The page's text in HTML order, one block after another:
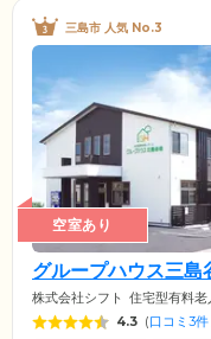
三島市 人気 No.3
空室あり
グループハウス三島
株式会社シフト 住宅型有料老
4.3 (口コミ3件